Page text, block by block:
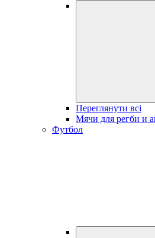
Переглянути всі
Мячи для регби и
Футбол